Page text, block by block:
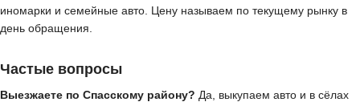
иномарки и семейные авто. Цену называем по текущему рынку в
день обращения.
Частые вопросы
Выезжаете по Спасскому району? Да, выкупаем авто и в сёлах